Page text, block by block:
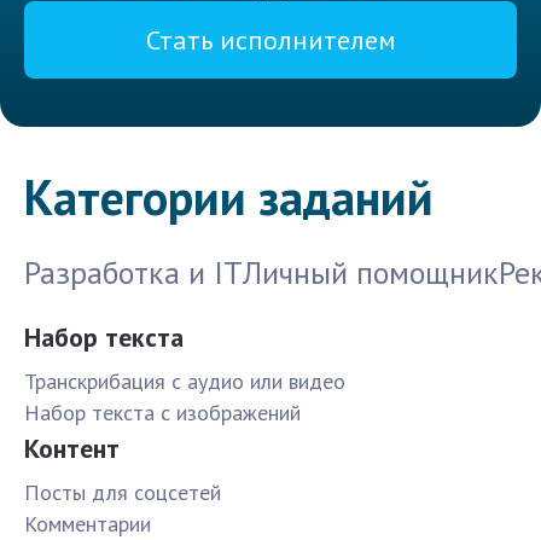
Стать исполнителем
Категории заданий
Разработка и ITЛичный помощник
Набор текста
Транскрибация с аудио или видео
Набор текста с изображений
Контент
Посты для соцсетей
Комментарии